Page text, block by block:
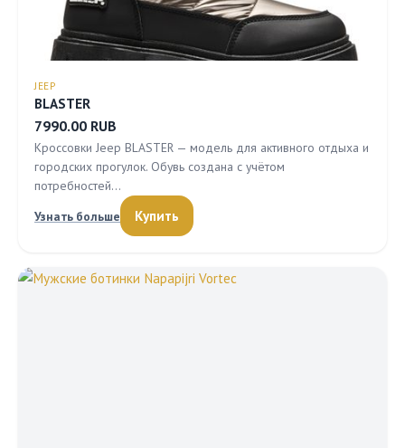
JEEP
BLASTER
7990.00 RUB
Кроссовки Jeep BLASTER — модель для активного отдыха и
городских прогулок. Обувь создана с учётом
потребностей…
Узнать больше
Купить